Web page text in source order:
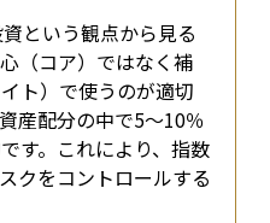
という観点から見る
（コア）ではなく補
ト）で使うのが適切
産配分の中で5〜10％
す。これにより、指数
クをコントロールする